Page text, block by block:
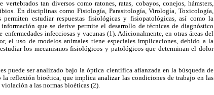
tan diversos como ratones, ratas, cobayos, conejos, hámsters,
En disciplinas como Fisiología, Parasitología, Virología, Toxicología,
estudiar respuestas fisiológicas y fisiopatológicas, así como la
que se derive permite el desarrollo de técnicas de diagnóstico
infecciosas y vacunas (1). Adicionalmente, en otras áreas del
el uso de modelos animales tiene especiales implicaciones, debido a la
los mecanismos fisiológicos y patológicos que determinan el dolor
puede ser analizado bajo la óptica científica afianzada en la búsqueda de
reflexión bioética, que implica analizar las condiciones de trabajo en las
a las normas bioéticas (2).